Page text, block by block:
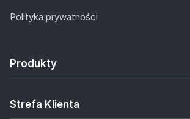
Polityka prywatności
Produkty
Strefa Klienta